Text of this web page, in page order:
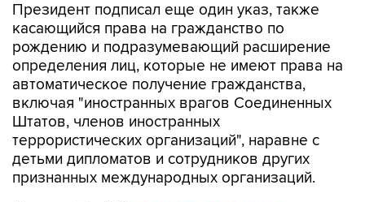
Президент подписал еще один указ, также
касающийся права на гражданство по
рождению и подразумевающий расширение
определения лиц, которые не имеют права на
автоматическое получение гражданства,
включая "иностранных врагов Соединенных
Штатов, членов иностранных
террористических организаций", наравне с
детьми дипломатов и сотрудников других
признанных международных организаций.